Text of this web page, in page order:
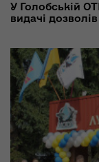
У Голобській
видачі